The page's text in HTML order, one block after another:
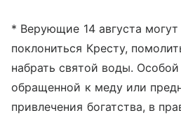
* Верующие 14 августа
поклониться Кресту,
набрать святой воды.
обращенной к меду или
привлечения богатства, в